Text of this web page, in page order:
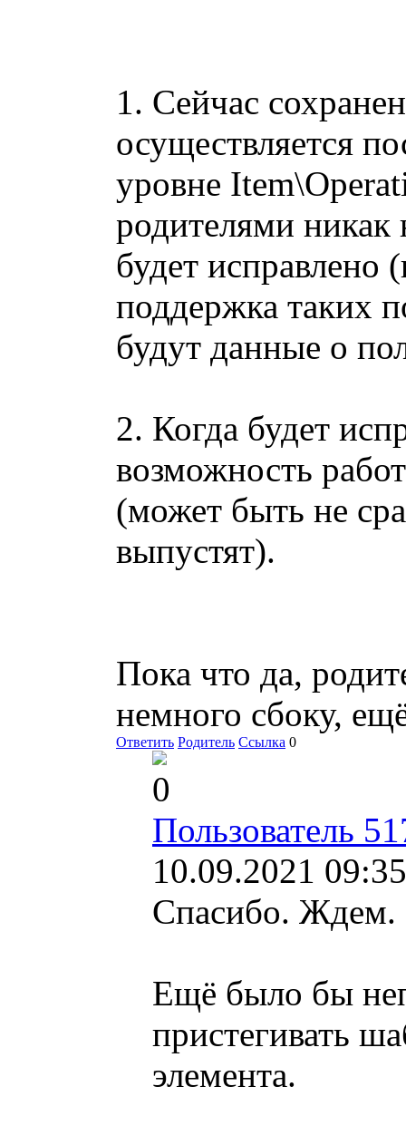
1. Сейчас
осуществляется
уровне
родителями никак
будет исправлено
поддержка таких
будут данные о
2. Когда будет
возможность
(может быть не
выпустят).
Пока что да,
немного сбоку,
Ответить Родитель Ссылка 0
0
Пользователь
10.09.2021
Спасибо. Ждем.
Ещё было бы
пристегивать
элемента.